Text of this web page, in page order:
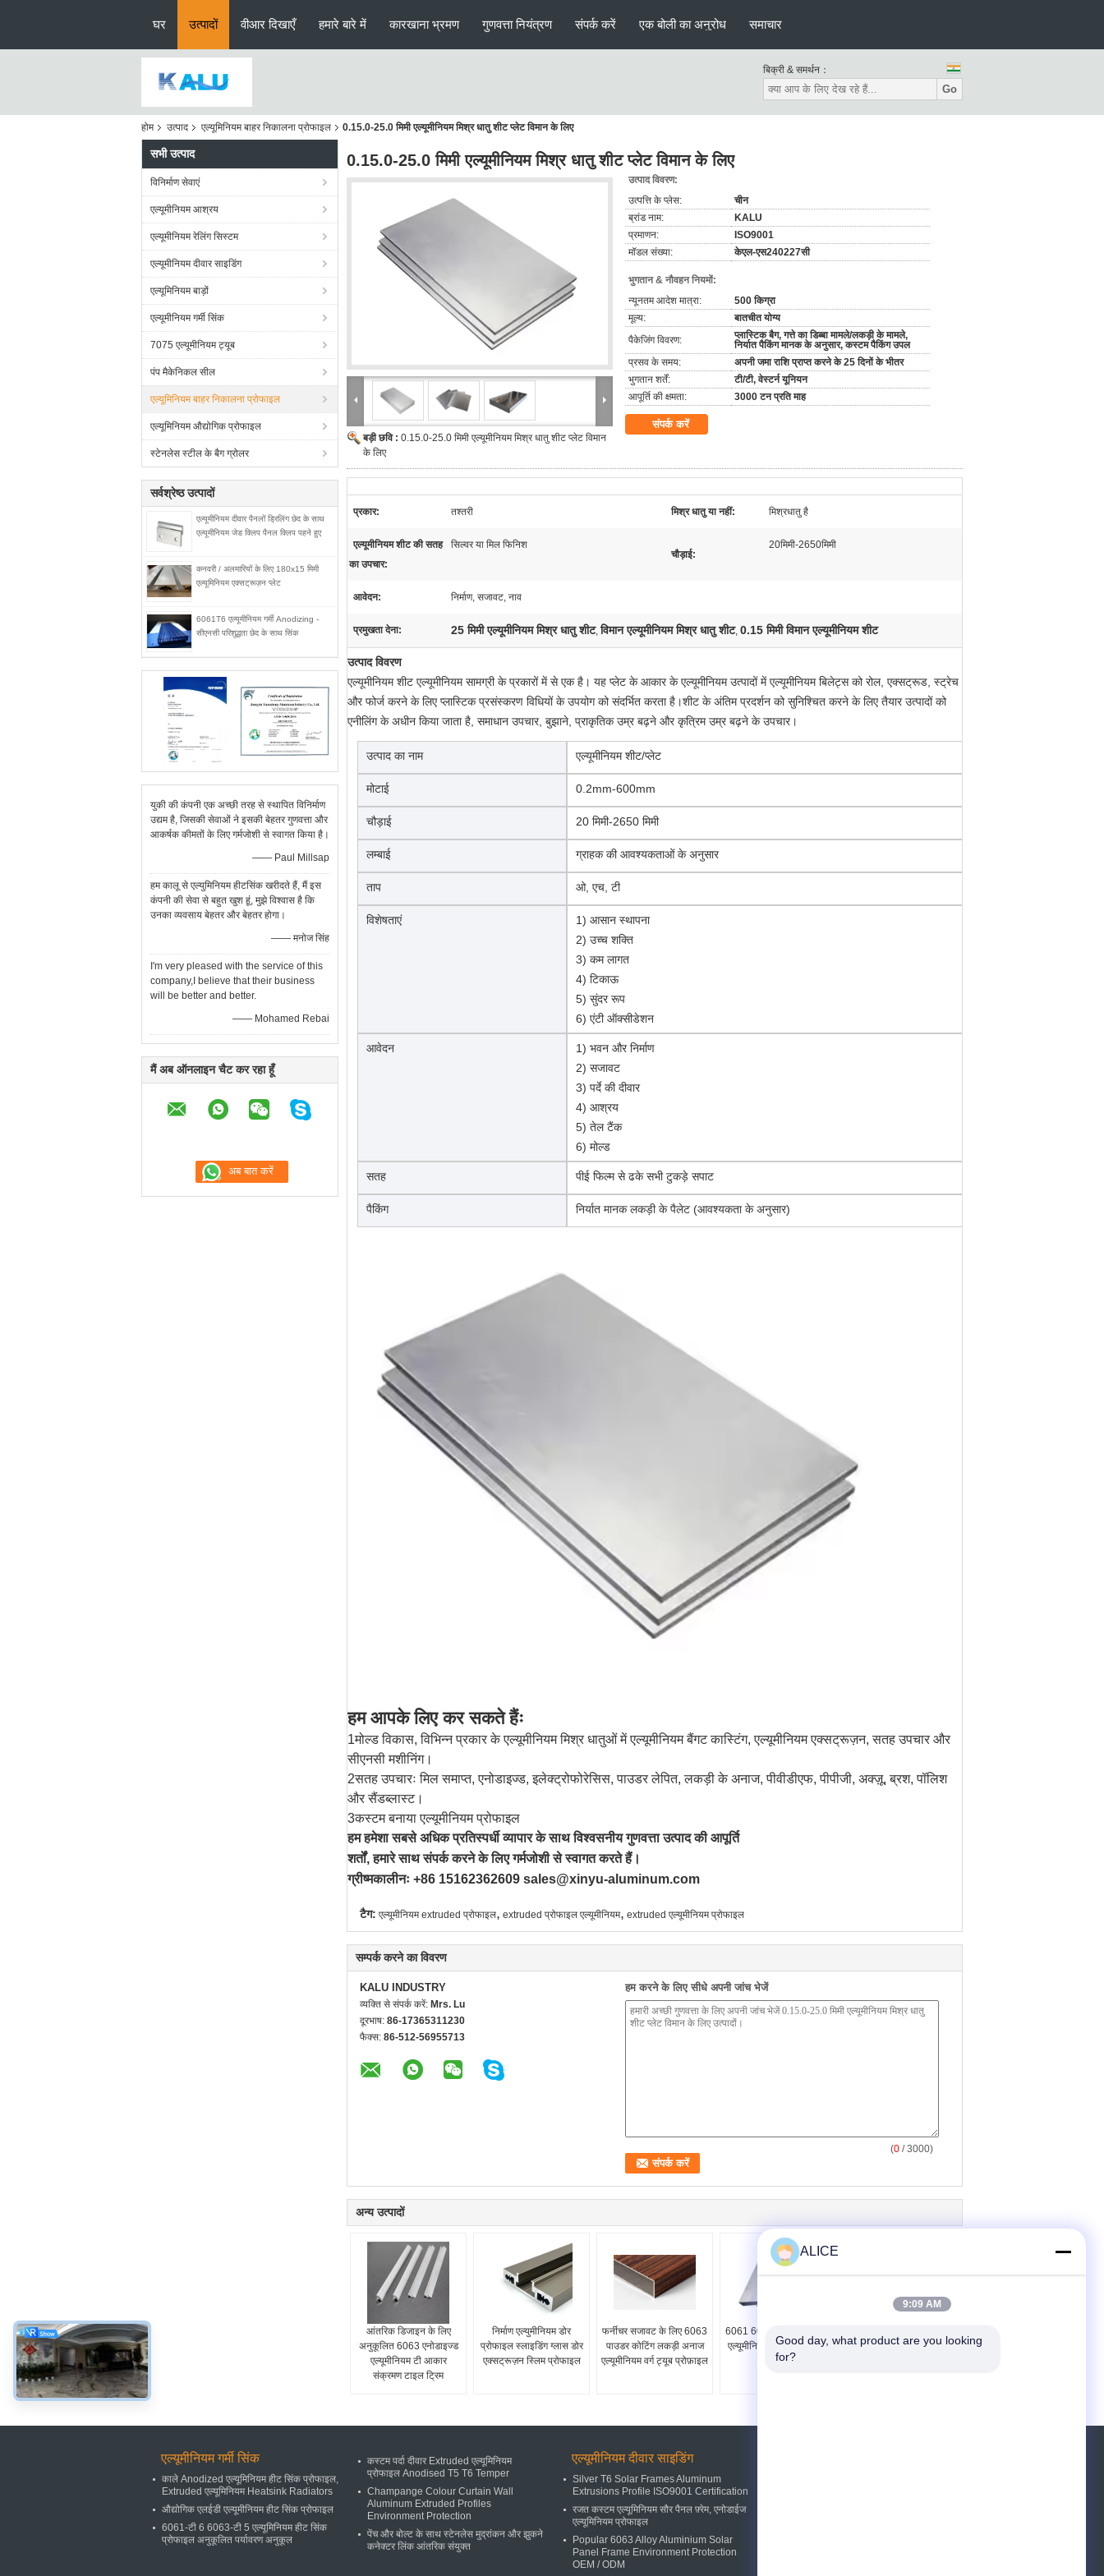
घर उत्पादों वीआर दिखाएँ हमारे बारे में कारखाना भ्रमण गुणवत्ता नियंत्रण संपर्क करें एक बोली का अनुरोध समाचार
बिक्री & समर्थन：
Go
होम उत्पाद एल्यूमिनियम बाहर निकालना प्रोफाइल 0.15.0-25.0 मिमी एल्यूमीनियम मिश्र धातु शीट प्लेट विमान के लिए
सभी उत्पाद
विनिर्माण सेवाएं
एल्यूमीनियम आश्रय
एल्यूमीनियम रेलिंग सिस्टम
एल्यूमीनियम दीवार साइडिंग
एल्यूमिनियम बाड़ों
एल्यूमीनियम गर्मी सिंक
7075 एल्यूमीनियम ट्यूब
पंप मैकेनिकल सील
एल्यूमिनियम बाहर निकालना प्रोफाइल
एल्यूमिनियम औद्योगिक प्रोफाइल
स्टेनलेस स्टील के बैग ग्रोलर
सर्वश्रेष्ठ उत्पादों
एल्यूमीनियम दीवार पैनलों ड्रिलिंग छेद के साथ
एल्यूमीनियम जेड क्लिप पैनल क्लिप पहने हुए
कनवरी / अलमारियों के लिए 180x15 मिमी
एल्यूमिनियम एक्सट्रूज़न प्लेट
6061T6 एल्यूमीनियम गर्मी Anodizing -
सीएनसी परिशुद्धता छेद के साथ सिंक
युकी की कंपनी एक अच्छी तरह से स्थापित विनिर्माण
उद्यम है, जिसकी सेवाओं ने इसकी बेहतर गुणवत्ता और
आकर्षक कीमतों के लिए गर्मजोशी से स्वागत किया है।
—— Paul Millsap
हम कालू से एल्युमिनियम हीटसिंक खरीदते हैं, मैं इस
कंपनी की सेवा से बहुत खुश हूं, मुझे विश्वास है कि
उनका व्यवसाय बेहतर और बेहतर होगा।
—— मनोज सिंह
I'm very pleased with the service of this
company,I believe that their business
will be better and better.
—— Mohamed Rebai
मैं अब ऑनलाइन चैट कर रहा हूँ
0.15.0-25.0 मिमी एल्यूमीनियम मिश्र धातु शीट प्लेट विमान के लिए
बड़ी छवि : 0.15.0-25.0 मिमी एल्यूमीनियम मिश्र धातु शीट प्लेट विमान
के लिए
उत्पाद विवरण:
उत्पत्ति के प्लेस:
चीन
ब्रांड नाम:
KALU
प्रमाणन:
ISO9001
मॉडल संख्या:
केएल-एस240227सी
भुगतान & नौवहन नियमों:
न्यूनतम आदेश मात्रा:
500 किग्रा
मूल्य:
बातचीत योग्य
पैकेजिंग विवरण:
प्लास्टिक बैग, गत्ते का डिब्बा मामले/लकड़ी के मामले,
निर्यात पैकिंग मानक के अनुसार, कस्टम पैकिंग उपल
प्रसव के समय:
अपनी जमा राशि प्राप्त करने के 25 दिनों के भीतर
भुगतान शर्तें:
टी/टी, वेस्टर्न यूनियन
आपूर्ति की क्षमता:
3000 टन प्रति माह
संपर्क करें
प्रकार: तश्तरी मिश्र धातु या नहीं: मिश्रधातु है
एल्यूमीनियम शीट की सतह
का उपचार:
सिल्वर या मिल फिनिश
चौड़ाई:
20मिमी-2650मिमी
आवेदन: निर्माण, सजावट, नाव
प्रमुखता देना: 25 मिमी एल्यूमीनियम मिश्र धातु शीट,विमान एल्यूमीनियम मिश्र धातु शीट, 0.15 मिमी विमान एल्यूमीनियम शीट
उत्पाद विवरण
एल्यूमीनियम शीट एल्यूमीनियम सामग्री के प्रकारों में से एक है। यह प्लेट के आकार के एल्यूमीनियम उत्पादों में एल्यूमीनियम बिलेट्स को रोल, एक्सट्रूड, स्ट्रेच
और फोर्ज करने के लिए प्लास्टिक प्रसंस्करण विधियों के उपयोग को संदर्भित करता है।शीट के अंतिम प्रदर्शन को सुनिश्चित करने के लिए तैयार उत्पादों को
एनीलिंग के अधीन किया जाता है, समाधान उपचार, बुझाने, प्राकृतिक उम्र बढ़ने और कृत्रिम उम्र बढ़ने के उपचार।
उत्पाद का नाम एल्यूमीनियम शीट/प्लेट
मोटाई 0.2mm-600mm
चौड़ाई 20 मिमी-2650 मिमी
लम्बाई ग्राहक की आवश्यकताओं के अनुसार
ताप ओ, एच, टी
विशेषताएं
1) आसान स्थापना
2) उच्च शक्ति
3) कम लागत
4) टिकाऊ
5) सुंदर रूप
6) एंटी ऑक्सीडेशन
आवेदन
1) भवन और निर्माण
2) सजावट
3) पर्दे की दीवार
4) आश्रय
5) तेल टैंक
6) मोल्ड
सतह पीई फिल्म से ढके सभी टुकड़े सपाट
पैकिंग निर्यात मानक लकड़ी के पैलेट (आवश्यकता के अनुसार)
हम आपके लिए कर सकते हैंः
1मोल्ड विकास, विभिन्न प्रकार के एल्यूमीनियम मिश्र धातुओं में एल्यूमीनियम बैंगट कास्टिंग, एल्यूमीनियम एक्सट्रूज़न, सतह उपचार और
सीएनसी मशीनिंग।
2सतह उपचारः मिल समाप्त, एनोडाइज्ड, इलेक्ट्रोफोरेसिस, पाउडर लेपित, लकड़ी के अनाज, पीवीडीएफ, पीपीजी, अक्ज़ू, ब्रश, पॉलिश
और सैंडब्लास्ट।
3कस्टम बनाया एल्यूमीनियम प्रोफाइल
हम हमेशा सबसे अधिक प्रतिस्पर्धी व्यापार के साथ विश्वसनीय गुणवत्ता उत्पाद की आपूर्ति
शर्तों, हमारे साथ संपर्क करने के लिए गर्मजोशी से स्वागत करते हैं।
ग्रीष्मकालीनः +86 15162362609 sales@xinyu-aluminum.com
टैग: एल्यूमीनियम extruded प्रोफाइल, extruded प्रोफाइल एल्यूमीनियम, extruded एल्यूमीनियम प्रोफाइल
सम्पर्क करने का विवरण
KALU INDUSTRY
व्यक्ति से संपर्क करें: Mrs. Lu
दूरभाष: 86-17365311230
फैक्स: 86-512-56955713
हम करने के लिए सीधे अपनी जांच भेजें
(0 / 3000)
अन्य उत्पादों
आंतरिक डिजाइन के लिए
अनुकूलित 6063 एनोडाइज्ड
एल्यूमीनियम टी आकार
संक्रमण टाइल ट्रिम
निर्माण एल्युमीनियम डोर
प्रोफाइल स्लाइडिंग ग्लास डोर
एक्सट्रूज़न स्लिम प्रोफाइल
फर्नीचर सजावट के लिए 6063
पाउडर कोटिंग लकड़ी अनाज
एल्यूमीनियम वर्ग ट्यूब प्रोफ़ाइल
6061 6063 रॉड एक्सट्रूडेड
एल्यूमीनियम फ्लैट बार फैक्टरी
मूल्य
एल्यूमीनियम ब्लॉक के लिए
एल्यूमीनियम गर्मी सिंक
काले Anodized एल्यूमिनियम हीट सिंक प्रोफाइल,
Extruded एल्यूमिनियम Heatsink Radiators
औद्योगिक एलईडी एल्यूमीनियम हीट सिंक प्रोफाइल
6061-टी 6 6063-टी 5 एल्यूमिनियम हीट सिंक
प्रोफाइल अनुकूलित पर्यावरण अनुकूल
कस्टम पर्दा दीवार Extruded एल्यूमिनियम
प्रोफाइल Anodised T5 T6 Temper
Champange Colour Curtain Wall
Aluminum Extruded Profiles
Environment Protection
पेंच और बोल्ट के साथ स्टेनलेस मुद्रांकन और झुकने
कनेक्टर लिंक आंतरिक संयुक्त
एल्यूमीनियम दीवार साइडिंग
Silver T6 Solar Frames Aluminum
Extrusions Profile ISO9001 Certification
रजत कस्टम एल्यूमिनियम सौर पैनल फ़्रेम, एनोडाईज
एल्यूमिनियम प्रोफाइल
Popular 6063 Alloy Aluminium Solar
Panel Frame Environment Protection
OEM / ODM
ALICE
9:09 AM
Good day, what product are you looking
for?